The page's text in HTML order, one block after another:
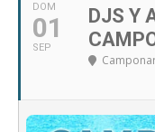
DOM
01
SEP
DJS Y